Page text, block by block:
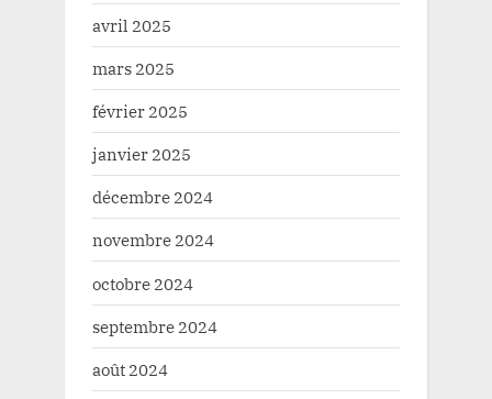
avril 2025
mars 2025
février 2025
janvier 2025
décembre 2024
novembre 2024
octobre 2024
septembre 2024
août 2024